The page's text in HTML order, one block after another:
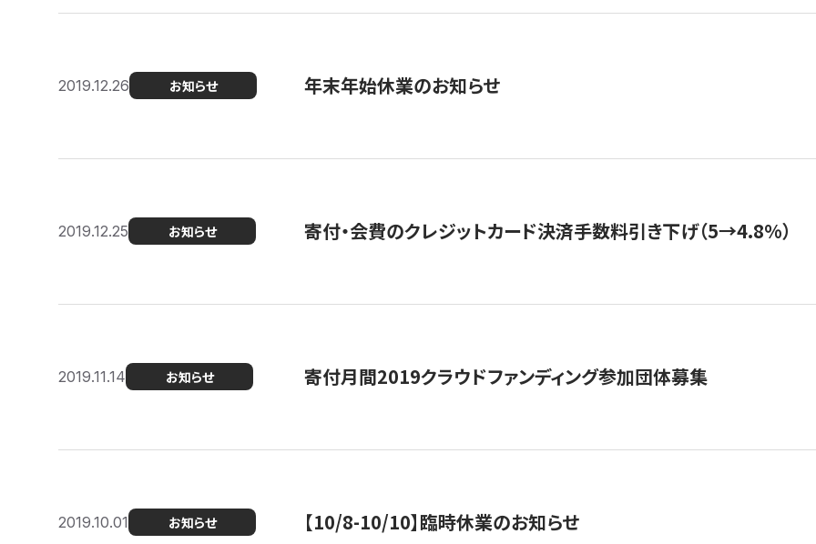
2019.12.26 お知らせ 年末年始休業のお知らせ
2019.12.25 お知らせ 寄付・会費のクレジットカード決済手数料引き下げ（5→4.8%）
2019.11.14 お知らせ 寄付月間2019クラウドファンディング参加団体募集
2019.10.01 お知らせ 【10/8-10/10】臨時休業のお知らせ